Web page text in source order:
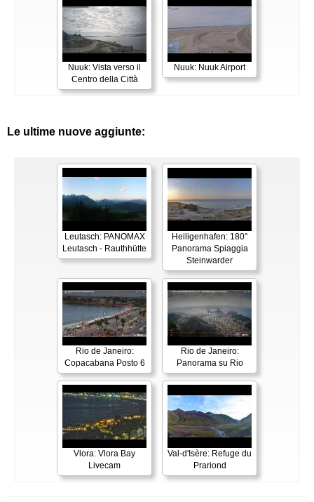
Nuuk: Vista verso il
Centro della Città
Nuuk: Nuuk Airport
Le ultime nuove aggiunte:
Leutasch: PANOMAX
Leutasch - Rauthhütte
Heiligenhafen: 180°
Panorama Spiaggia
Steinwarder
Rio de Janeiro:
Copacabana Posto 6
Rio de Janeiro:
Panorama su Rio
Vlora: Vlora Bay
Livecam
Val-d'Isère: Refuge du
Prariond